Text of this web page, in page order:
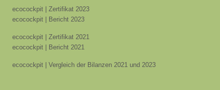
ecocockpit | Zertifikat 2023
ecocockpit | Bericht 2023
ecocockpit | Zertifikat 2021
ecocockpit | Bericht 2021
ecocockpit | Vergleich der Bilanzen 2021 und 2023